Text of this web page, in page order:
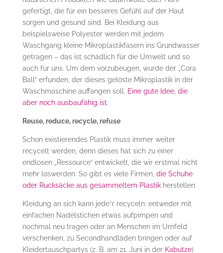
gefertigt, die für ein besseres Gefühl auf der Haut
sorgen und gesund sind. Bei Kleidung aus
beispielsweise Polyester werden mit jedem
Waschgang kleine Mikroplastikfasern ins Grundwasser
getragen – das ist schädlich für die Umwelt und so
auch für uns. Um dem vorzubeugen, wurde der „Cora
Ball“ erfunden, der dieses gelöste Mikroplastik in der
Waschmaschine auffangen soll. Eine gute Idee, die
aber noch ausbaufähig ist.
Reuse, reduce, recycle, refuse
Schon existierendes Plastik muss immer weiter
recycelt werden, denn dieses hat sich zu einer
endlosen „Ressource“ entwickelt, die wir erstmal nicht
mehr loswerden. So gibt es viele Firmen, die Schuhe
oder Rucksäcke aus gesammeltem Plastikherstellen.
Kleidung an sich kann jede*r recyceln: entweder mit
einfachen Nadelstichen etwas aufpimpen und
nochmal neu tragen oder an Menschen im Umfeld
verschenken, zu Secondhandläden bringen oder auf
Kleidertauschpartys (z. B. am 21. Juni in derKabutze)